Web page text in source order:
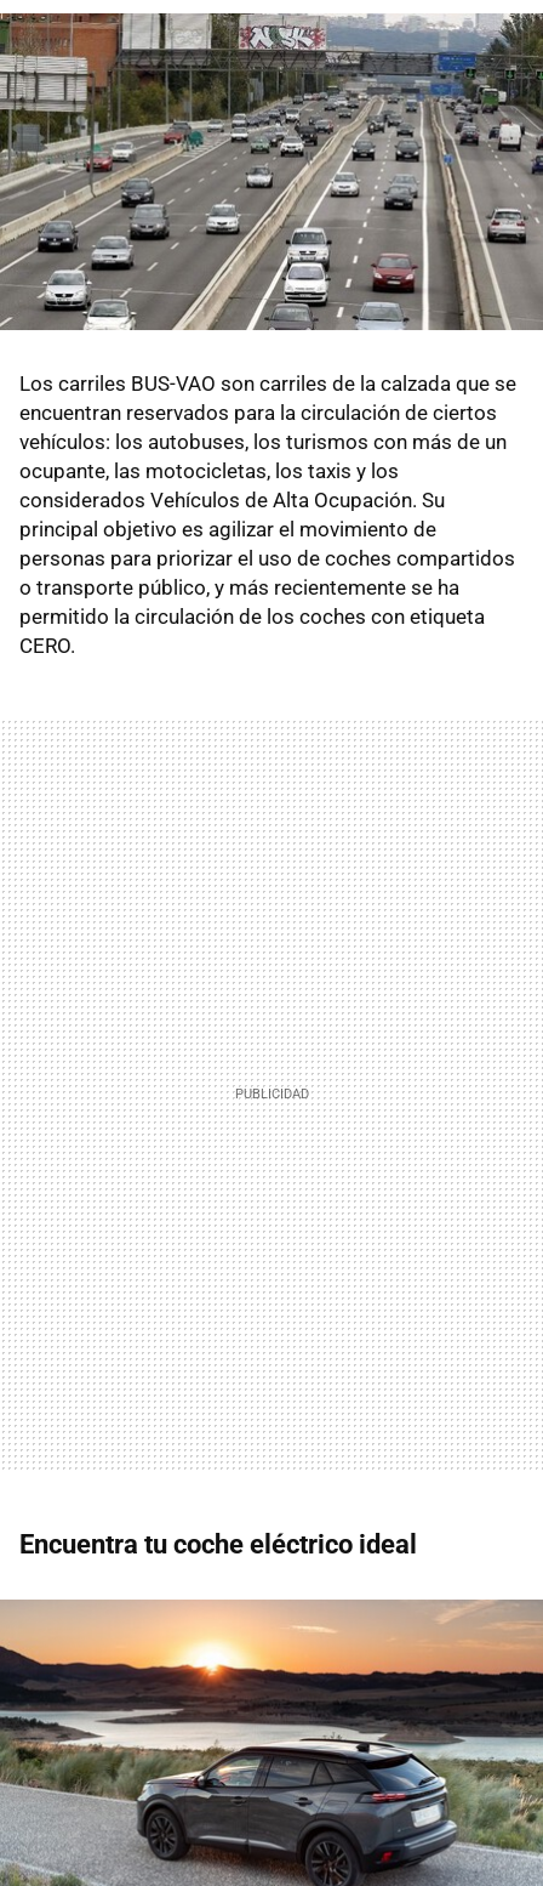
Los carriles BUS-VAO son carriles de la calzada que se
encuentran reservados para la circulación de ciertos
vehículos: los autobuses, los turismos con más de un
ocupante, las motocicletas, los taxis y los
considerados Vehículos de Alta Ocupación. Su
principal objetivo es agilizar el movimiento de
personas para priorizar el uso de coches compartidos
o transporte público, y más recientemente se ha
permitido la circulación de los coches con etiqueta
CERO.
Encuentra tu coche eléctrico ideal